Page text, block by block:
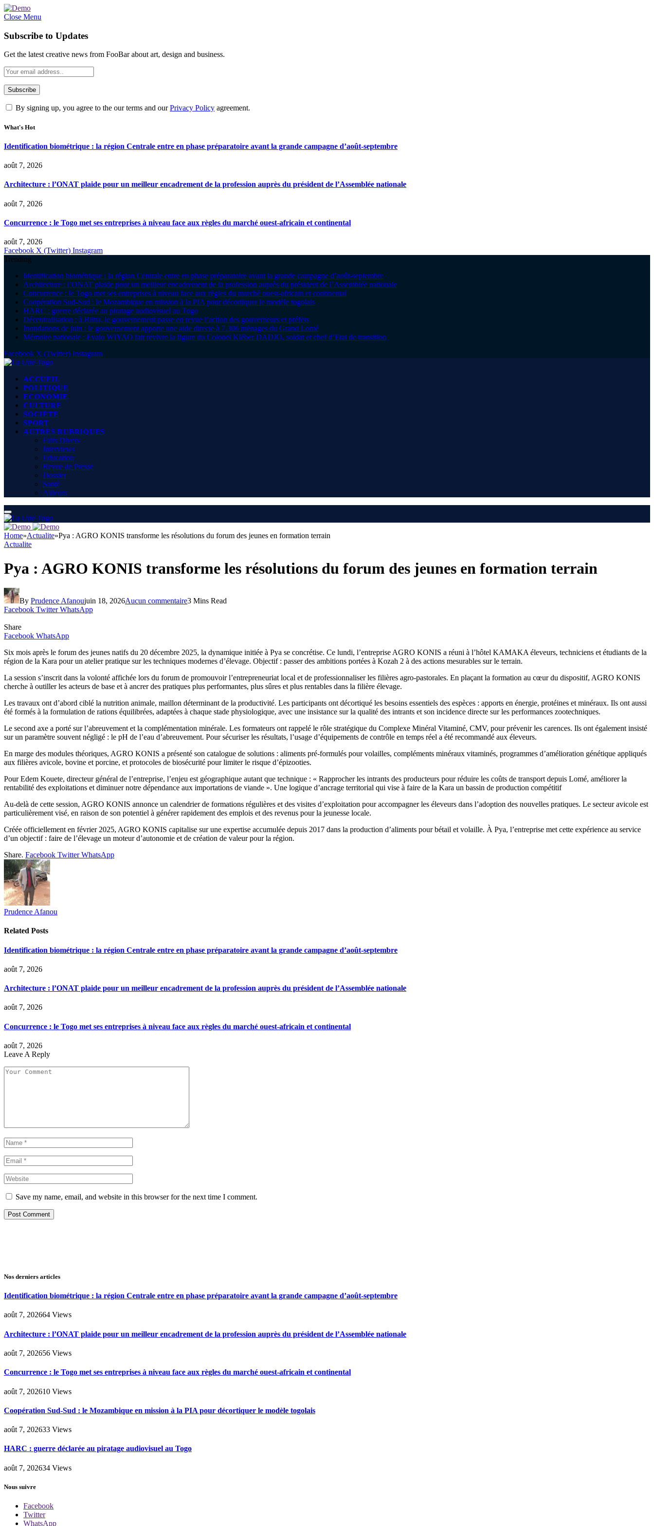
Close Menu
Subscribe to Updates
Get the latest creative news from FooBar about art, design and business.
By signing up, you agree to the our terms and ourPrivacy Policy agreement.
What's Hot
Identification biométrique : la région Centrale entre en phase préparatoire avant la grande campagne d’août-septembre
août 7, 2026
Architecture : l’ONAT plaide pour un meilleur encadrement de la profession auprès du président de l’Assemblée nationale
août 7, 2026
Concurrence : le Togo met ses entreprises à niveau face aux règles du marché ouest-africain et continental
août 7, 2026
Facebook X (Twitter) Instagram
Trending
Identification biométrique : la région Centrale entre en phase préparatoire avant la grande campagne d’août-septembre
Architecture : l’ONAT plaide pour un meilleur encadrement de la profession auprès du président de l’Assemblée nationale
Concurrence : le Togo met ses entreprises à niveau face aux règles du marché ouest-africain et continental
Coopération Sud-Sud : le Mozambique en mission à la PIA pour décortiquer le modèle togolais
HARC : guerre déclarée au piratage audiovisuel au Togo
Décentralisation : à Blitta, le gouvernement passe en revue l’action des gouverneurs et préfets
Inondations de juin : le gouvernement apporte une aide directe à 7.306 ménages du Grand Lomé
Mémoire nationale : Evalo WIYAO fait revivre la figure du Colonel Kléber DADJO, soldat et chef d’Etat de transition
Facebook X (Twitter) Instagram
ACCUEIL
POLITIQUE
ECONOMIE
CULTURE
SOCIÉTÉ
SPORT
AUTRES RUBRIQUES
Faits Divers
Interviews
Education
Revue de Presse
Dossier
Santé
Ailleurs
Home»Actualite»Pya : AGRO KONIS transforme les résolutions du forum des jeunes en formation terrain
Actualite
Pya : AGRO KONIS transforme les résolutions du forum des jeunes en formation terrain
By Prudence Afanoujuin 18, 2026Aucun commentaire3 Mins Read
Facebook Twitter WhatsApp
Share
Facebook WhatsApp
Six mois après le forum des jeunes natifs du 20 décembre 2025, la dynamique initiée à Pya se concrétise. Ce lundi, l’entreprise AGRO KONIS a réuni à l’hôtel KAMAKA éleveurs, techniciens et étudiants de la
région de la Kara pour un atelier pratique sur les techniques modernes d’élevage. Objectif : passer des ambitions portées à Kozah 2 à des actions mesurables sur le terrain.
La session s’inscrit dans la volonté affichée lors du forum de promouvoir l’entrepreneuriat local et de professionnaliser les filières agro-pastorales. En plaçant la formation au cœur du dispositif, AGRO KONIS
cherche à outiller les acteurs de base et à ancrer des pratiques plus performantes, plus sûres et plus rentables dans la filière élevage.
Les travaux ont d’abord ciblé la nutrition animale, maillon déterminant de la productivité. Les participants ont décortiqué les besoins essentiels des espèces : apports en énergie, protéines et minéraux. Ils ont aussi
été formés à la formulation de rations équilibrées, adaptées à chaque stade physiologique, avec une insistance sur la qualité des intrants et son incidence directe sur les performances zootechniques.
Le second axe a porté sur l’abreuvement et la complémentation minérale. Les formateurs ont rappelé le rôle stratégique du Complexe Minéral Vitaminé, CMV, pour prévenir les carences. Ils ont également insisté
sur un paramètre souvent négligé : le pH de l’eau d’abreuvement. Pour sécuriser les résultats, l’usage d’équipements de contrôle en temps réel a été recommandé aux éleveurs.
En marge des modules théoriques, AGRO KONIS a présenté son catalogue de solutions : aliments pré-formulés pour volailles, compléments minéraux vitaminés, programmes d’amélioration génétique appliqués
aux filières avicole, bovine et porcine, et protocoles de biosécurité pour limiter le risque d’épizooties.
Pour Edem Kouete, directeur général de l’entreprise, l’enjeu est géographique autant que technique : « Rapprocher les intrants des producteurs pour réduire les coûts de transport depuis Lomé, améliorer la
rentabilité des exploitations et diminuer notre dépendance aux importations de viande ». Une logique d’ancrage territorial qui vise à faire de la Kara un bassin de production compétitif
Au-delà de cette session, AGRO KONIS annonce un calendrier de formations régulières et des visites d’exploitation pour accompagner les éleveurs dans l’adoption des nouvelles pratiques. Le secteur avicole est
particulièrement visé, en raison de son potentiel à générer rapidement des emplois et des revenus pour la jeunesse locale.
Créée officiellement en février 2025, AGRO KONIS capitalise sur une expertise accumulée depuis 2017 dans la production d’aliments pour bétail et volaille. À Pya, l’entreprise met cette expérience au service
d’un objectif : faire de l’élevage un moteur d’autonomie et de création de valeur pour la région.
Share. Facebook Twitter WhatsApp
Prudence Afanou
Related Posts
Identification biométrique : la région Centrale entre en phase préparatoire avant la grande campagne d’août-septembre
août 7, 2026
Architecture : l’ONAT plaide pour un meilleur encadrement de la profession auprès du président de l’Assemblée nationale
août 7, 2026
Concurrence : le Togo met ses entreprises à niveau face aux règles du marché ouest-africain et continental
août 7, 2026
Leave A Reply
Save my name, email, and website in this browser for the next time I comment.
Nos derniers articles
Identification biométrique : la région Centrale entre en phase préparatoire avant la grande campagne d’août-septembre
août 7, 202664 Views
Architecture : l’ONAT plaide pour un meilleur encadrement de la profession auprès du président de l’Assemblée nationale
août 7, 202656 Views
Concurrence : le Togo met ses entreprises à niveau face aux règles du marché ouest-africain et continental
août 7, 202610 Views
Coopération Sud-Sud : le Mozambique en mission à la PIA pour décortiquer le modèle togolais
août 7, 202633 Views
HARC : guerre déclarée au piratage audiovisuel au Togo
août 7, 202634 Views
Nous suivre
Facebook
Twitter
WhatsApp